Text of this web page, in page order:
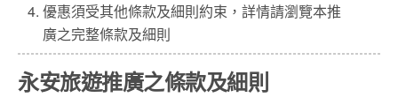
優惠須受其他條款及細則約束，詳情請瀏覽本推
廣之完整條款及細則
永安旅遊推廣之條款及細則